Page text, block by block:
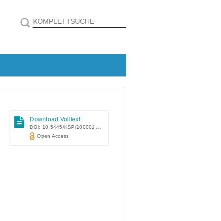
Download Volltext
DOI: 10.5445/KSP/1000019796
Open Access